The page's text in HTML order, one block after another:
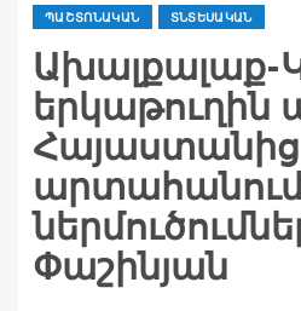
ՊԱՇՏՈՆԱԿԱՆ ՏՆՏԵՍԱԿԱՆ
Ախալքալաք-
երկաթուղին
Հայաստանից
Փաշինյան